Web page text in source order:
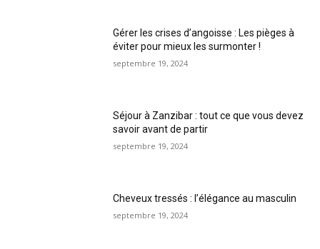
Gérer les crises d’angoisse : Les pièges à
éviter pour mieux les surmonter !
septembre 19, 2024
Séjour à Zanzibar : tout ce que vous devez
savoir avant de partir
septembre 19, 2024
Cheveux tressés : l’élégance au masculin
septembre 19, 2024